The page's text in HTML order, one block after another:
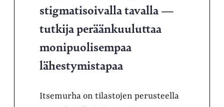
stigmatisoivalla tavalla —
tutkija peräänkuuluttaa
monipuolisempaa
lähestymistapaa
Itsemurha on tilastojen perusteella